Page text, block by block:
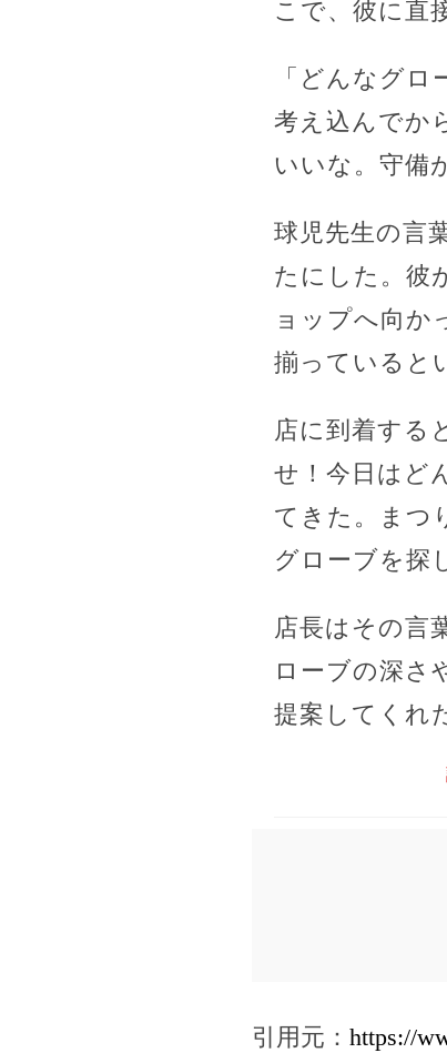
こで、彼に直
「どんなグ
考え込んでか
いいな。守備
球児先生の言
たにした。彼
ョップへ向か
揃っていると
店に到着する
せ！今日はど
てきた。まつ
グローブを探
店長はその言
ローブの深さ
提案してくれ
引用元： https://